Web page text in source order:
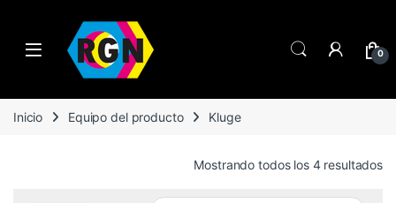
Open 0
Inicio Equipo del producto Kluge
Mostrando todos los 4 resultados